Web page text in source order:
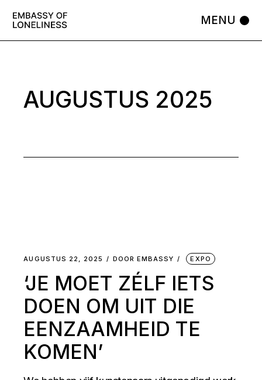
the
AUGUSTUS 2025
AUGUSTUS 22, 2025 DOOR EMBASSY EXPO
‘JE MOET ZÉLF IETS
DOEN OM UIT DIE
EENZAAMHEID TE
KOMEN’